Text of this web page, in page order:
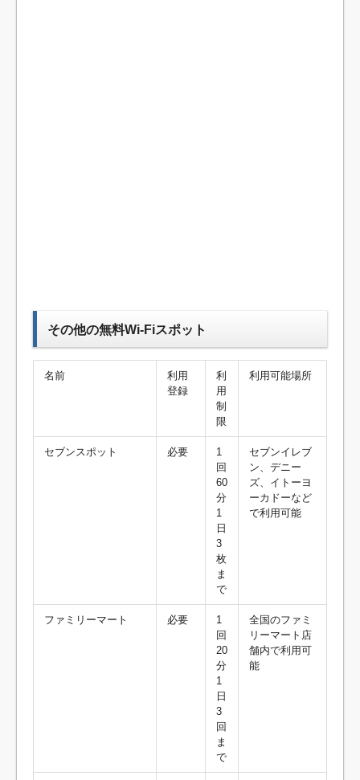
その他の無料Wi-Fiスポット
名前
利用
登録
利
用
制
限
利用可能場所
セブンスポット 必要
1
回
60
分
1
日
3
枚
ま
で
セブンイレブ
ン、デニー
ズ、イトーヨ
ーカドーなど
で利用可能
ファミリーマート 必要
1
回
20
分
1
日
3
回
ま
で
全国のファミ
リーマート店
舗内で利用可
能